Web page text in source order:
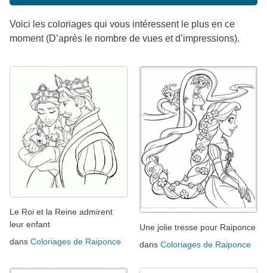
Voici les coloriages qui vous intéressent le plus en ce
moment (D’après le nombre de vues et d’impressions).
Le Roi et la Reine admirent
leur enfant
dans Coloriages de Raiponce
Une jolie tresse pour Raiponce
dans Coloriages de Raiponce